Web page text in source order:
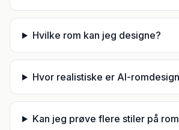
Hvilke rom kan jeg designe?
Hvor realistiske er AI-
Kan jeg prøve flere stiler på